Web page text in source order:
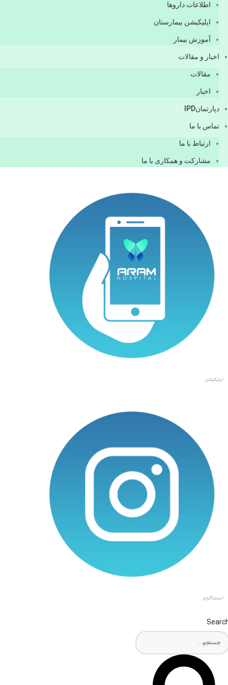
اطلاعات دارو‌ها
اپليكيشن بيمارستان
آموزش بیمار
اخبار و مقالات
مقالات
اخبار
دپارتمانIPD
تماس با ما
ارتباط با ما
مشاركت و همكاری با ما
اپلیکیشن
اینستاگرام